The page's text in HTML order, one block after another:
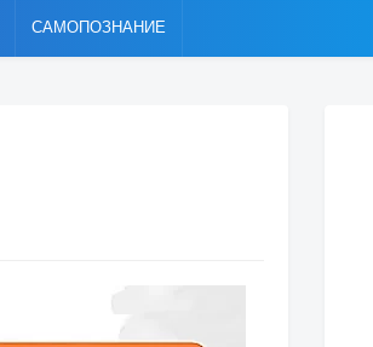
САМОПОЗНАНИЕ